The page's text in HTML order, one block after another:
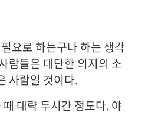
요로 하는구나 하는 생각
람들은 대단한 의지의 소
사람일 것이다.
대략 두시간 정도다. 야